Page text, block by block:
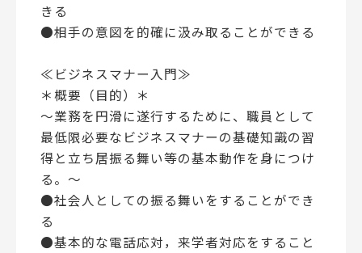
きる
●相手の意図を的確に汲み取ることができる
≪ビジネスマナー入門≫
＊概要（目的）＊
～業務を円滑に遂行するために、職員として
最低限必要なビジネスマナーの基礎知識の習
得と立ち居振る舞い等の基本動作を身につけ
る。～
●社会人としての振る舞いをすることができ
る
●基本的な電話応対，来学者対応をすること